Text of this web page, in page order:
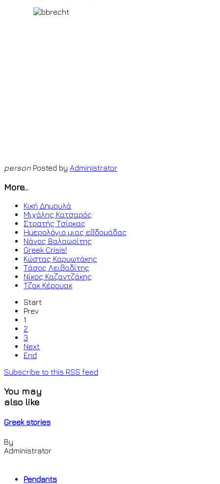
person Posted by Administrator
More...
Κική Δημουλά
Μιχάλης Κατσαρός
Στρατής Τσίρκας
Ημερολόγιο μιας εβδομάδας
Νάνος Βαλαωρίτης
Greek Crisis!
Κώστας Καρυωτάκης
Τάσος Λειβαδίτης
Νίκος Καζαντζάκης
Τζακ Κέρουακ
Start
Prev
1
2
3
Next
End
Subscribe to this RSS feed
You may
also like
Greek stories
By
Administrator
Pendants